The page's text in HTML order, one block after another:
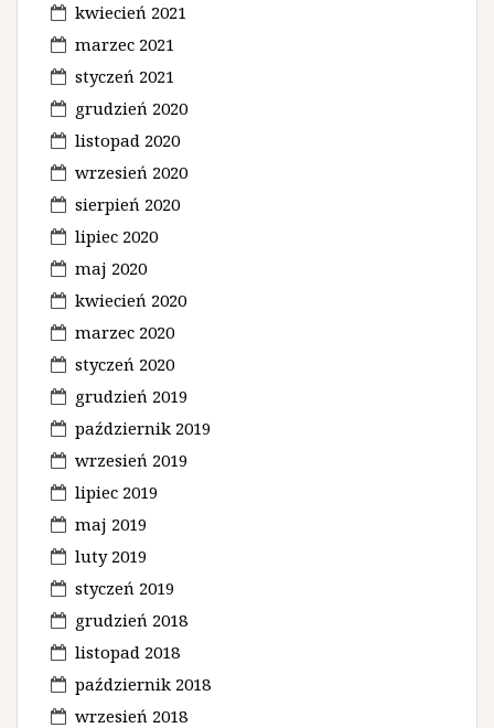
kwiecień 2021
marzec 2021
styczeń 2021
grudzień 2020
listopad 2020
wrzesień 2020
sierpień 2020
lipiec 2020
maj 2020
kwiecień 2020
marzec 2020
styczeń 2020
grudzień 2019
październik 2019
wrzesień 2019
lipiec 2019
maj 2019
luty 2019
styczeń 2019
grudzień 2018
listopad 2018
październik 2018
wrzesień 2018